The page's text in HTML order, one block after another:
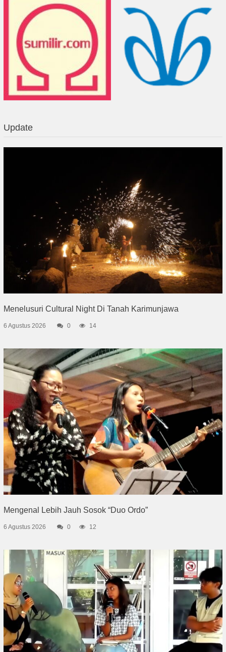
Update
Menelusuri Cultural Night Di Tanah Karimunjawa
6 Agustus 2026 0 14
Mengenal Lebih Jauh Sosok “Duo Ordo”
6 Agustus 2026 0 12